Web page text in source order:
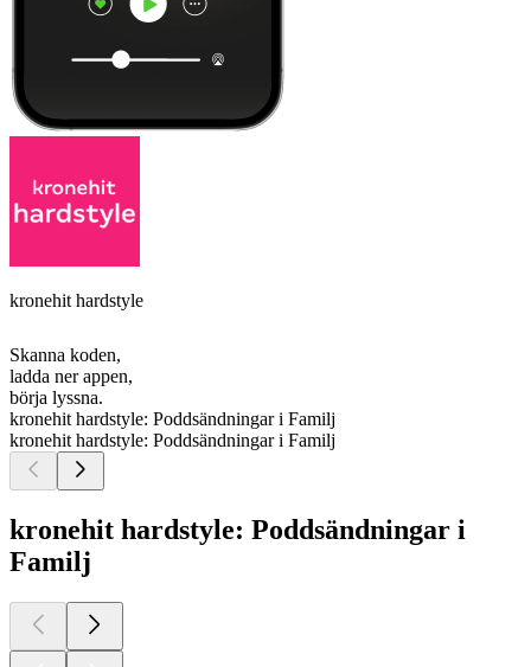
kronehit hardstyle
Skanna koden,
ladda ner appen,
börja lyssna.
kronehit hardstyle: Poddsändningar i Familj
kronehit hardstyle: Poddsändningar i Familj
kronehit hardstyle: Poddsändningar i
Familj